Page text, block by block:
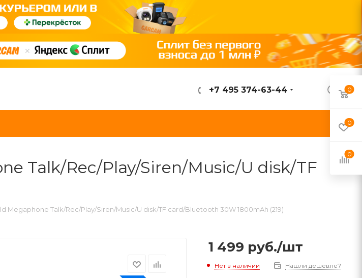
ВОЙТИ
+7 495 374-63-44
Talk/Rec/Play/Siren/Music/U disk/TF
Megaphone Talk/Rec/Play/Siren/Music/U disk/TF card/Bluetooth 30W 1800mAh (219)
1 499 руб./шт
Нет в наличии Нашли дешевле?
0
0
0